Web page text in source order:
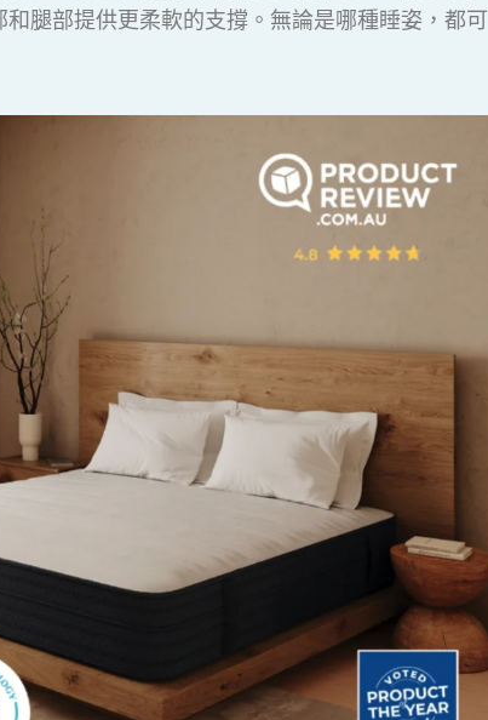
腿部提供更柔軟的支撐。無論是哪種睡姿，都可